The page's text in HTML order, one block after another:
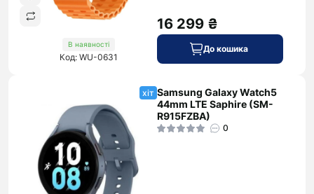
В наявності
Код: WU-0631
16 299 ₴
До кошика
хіт Samsung Galaxy Watch5
44mm LTE Saphire (SM-
R915FZBA)
0